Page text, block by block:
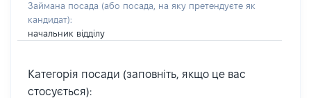
Займана посада (або посада, на яку претендуєте як
кандидат):
начальник відділу
Категорія посади (заповніть, якщо це вас
стосується):